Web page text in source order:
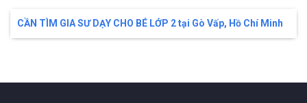
CẦN TÌM GIA SƯ DẠY CHO BÉ LỚP 2 tại Gò Vấp, Hồ Chí Minh